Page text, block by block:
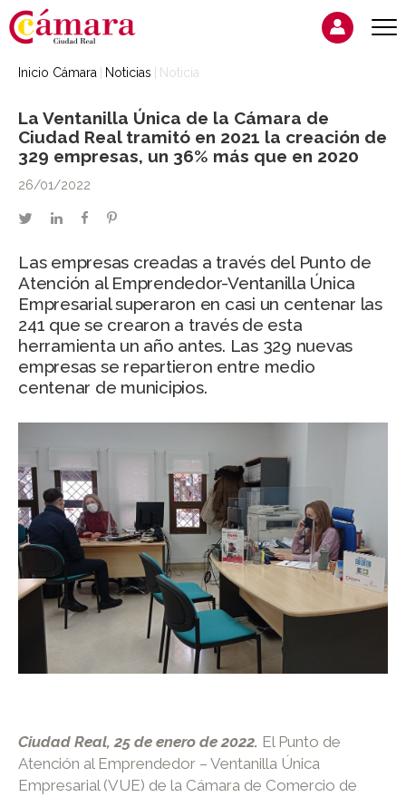
Inicio Cámara Noticias Noticia
La Ventanilla Única de la Cámara de
Ciudad Real tramitó en 2021 la creación de
329 empresas, un 36% más que en 2020
26/01/2022
twitterlinkedinfacebookpinterest
Las empresas creadas a través del Punto de
Atención al Emprendedor-Ventanilla Única
Empresarial superaron en casi un centenar las
241 que se crearon a través de esta
herramienta un año antes. Las 329 nuevas
empresas se repartieron entre medio
centenar de municipios.
Ciudad Real, 25 de enero de 2022. El Punto de
Atención al Emprendedor – Ventanilla Única
Empresarial (VUE) de la Cámara de Comercio de